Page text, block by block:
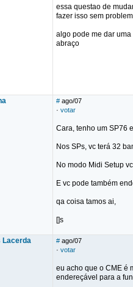
essa questao de
fazer isso sem
algo pode me dar uma
abraço
# ago/07
· votar
Cara, tenho um SP76
Nos SPs, vc terá 32
No modo Midi Setup
E vc pode também
qa coisa tamos ai,
[]s
Lacerda # ago/07
· votar
eu acho que o CME é
endereçável para a